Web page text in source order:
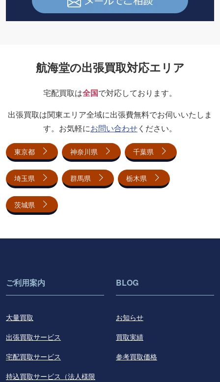
航海堂の出張買取対応エリア
宅配買取は全国で対応しております。
出張買取は関東エリア全域に出張費無料でお伺いいたしま
す。お気軽にお問い合わせください。
東京都 神奈川県 千葉県
埼玉県 群馬県 栃木県
茨城県
ご利用案内
大量買取
出張買取サービス
宅配買取サービス
持込買取サービス（法人様限
BLOG
お知らせ
買取実績
参考買取価格